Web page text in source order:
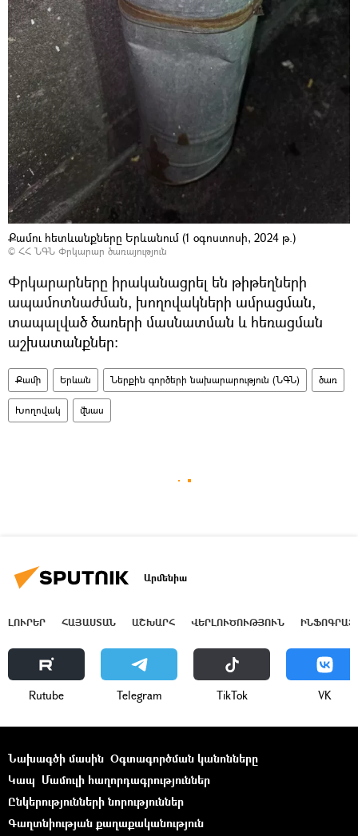
Քամու հետևանքները Երևանում (1 օգոստոսի, 2024 թ.)
© ՀՀ ՆԳՆ Փրկարար ծառայություն
Փրկարարները իրականացրել են թիթեղների
ապամոտնաժման, խողովակների ամրացման,
տապալված ծառերի մասնատման և հեռացման
աշխատանքներ:
Քամի Երևան Ներքին գործերի նախարարություն (ՆԳՆ) ծառ
Խողովակ վնաս
Արմենիա
ԼՈՒՐԵՐ ՀԱՅԱՍՏԱՆ ԱՇԽԱՐՀ ՎԵՐԼՈՒԾՈՒԹՅՈՒՆ
Rutube Telegram ТikТоk VK
Նախագծի մասին Օգտագործման կանոնները
Կապ Մամուլի հաղորդագրություններ
Ընկերությունների նորություններ
Գաղտնիության քաղաքականություն